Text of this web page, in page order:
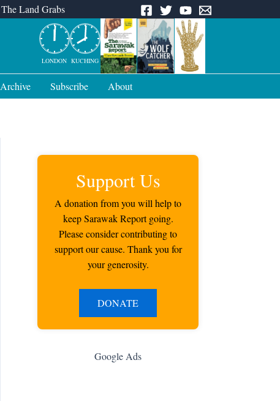
The Land Grabs
LONDON KUCHING
Archive Subscribe About
Support Us
A donation from you will help to
keep Sarawak Report going.
Please consider contributing to
support our cause. Thank you for
your generosity.
DONATE
Google Ads